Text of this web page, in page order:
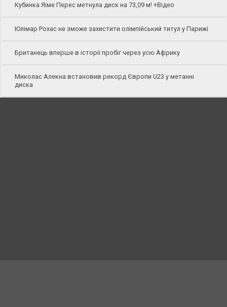
Кубинка Яіме Перес метнула диск на 73,09 м! +Відео
Юлімар Рохас не зможе захистити олімпійський титул у Парижі
Британець вперше в історії пробіг через усю Африку
Миколас Алекна встановив рекорд Європи U23 у метанні
диска